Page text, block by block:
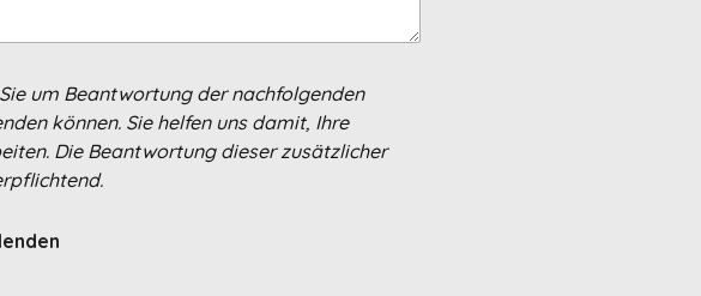
um Beantwortung der nachfolgenden
können. Sie helfen uns damit, Ihre
Die Beantwortung dieser zusätzlicher